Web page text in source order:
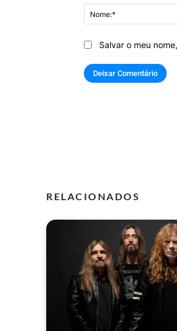
Salvar o meu
RELACIONADOS